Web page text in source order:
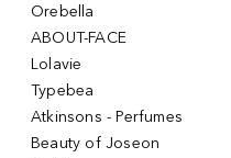
Orebella
ABOUT-FACE
Lolavie
Typebea
Atkinsons - Perfumes
Beauty of Joseon